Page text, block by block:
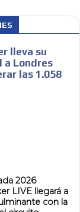
lleva su
a Londres
las 1.058
2026
LIVE llegará a
con la